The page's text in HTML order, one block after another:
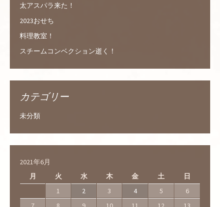
太アスパラ来た！
2023おせち
料理教室！
スチームコンベクション逝く！
カテゴリー
未分類
2021年6月
月
火 水 木 金 土
日
1
2 3 4 5
6